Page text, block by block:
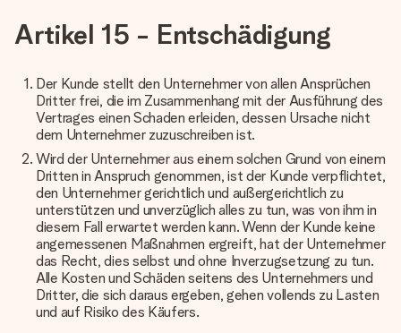
Artikel 15 - Entschädigung
Der Kunde stellt den Unternehmer von allen Ansprüchen
Dritter frei, die im Zusammenhang mit der Ausführung des
Vertrages einen Schaden erleiden, dessen Ursache nicht
dem Unternehmer zuzuschreiben ist.
Wird der Unternehmer aus einem solchen Grund von einem
Dritten in Anspruch genommen, ist der Kunde verpflichtet,
den Unternehmer gerichtlich und außergerichtlich zu
unterstützen und unverzüglich alles zu tun, was von ihm in
diesem Fall erwartet werden kann. Wenn der Kunde keine
angemessenen Maßnahmen ergreift, hat der Unternehmer
das Recht, dies selbst und ohne Inverzugsetzung zu tun.
Alle Kosten und Schäden seitens des Unternehmers und
Dritter, die sich daraus ergeben, gehen vollends zu Lasten
und auf Risiko des Käufers.